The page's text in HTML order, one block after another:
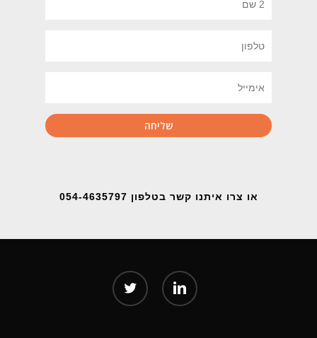
או צרו איתנו קשר בטלפון 054-4635797
twitter linkedin